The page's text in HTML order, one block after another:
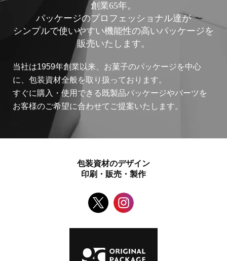
創業65年。
パッケージのプロフェッショナル達が
シンプルで使いやすい機能性の高いパッケージを
販売いたします。
当社は1959年創業以来、お菓子のパッケージを中心
に、包装資材全般を取り扱っております。
すぐに購入・使用できる既製品パッケージやパーツを
お客様のご希望に合わせてご提案いたします。
包装資材のデザイン
印刷・販売・製作